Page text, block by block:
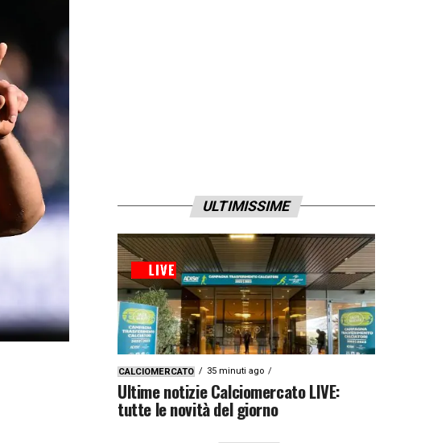
ULTIMISSIME
CALCIOMERCATO 35 minuti ago
Ultime notizie Calciomercato LIVE:
tutte le novità del giorno